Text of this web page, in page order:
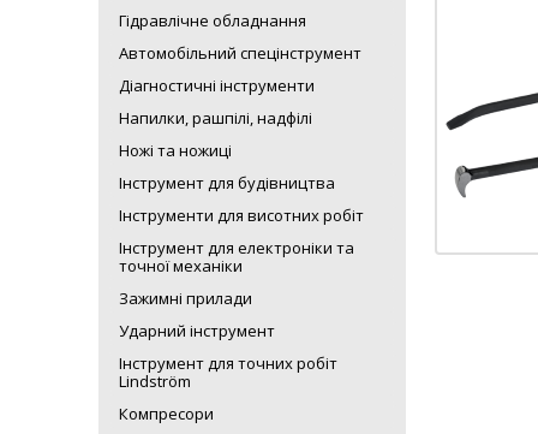
Гідравлічне обладнання
Автомобільний спецінструмент
Діагностичні інструменти
Напилки, рашпілі, надфілі
Ножі та ножиці
Інструмент для будівництва
Інструменти для висотних робіт
Інструмент для електроніки та
точної механіки
Зажимні прилади
Ударний інструмент
Інструмент для точних робіт
Lindström
Компресори